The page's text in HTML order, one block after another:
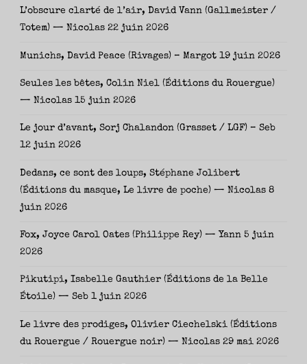
L’obscure clarté de l’air, David Vann (Gallmeister /
Totem) — Nicolas 22 juin 2026
Munichs, David Peace (Rivages) – Margot 19 juin 2026
Seules les bêtes, Colin Niel (Éditions du Rouergue)
— Nicolas 15 juin 2026
Le jour d’avant, Sorj Chalandon (Grasset / LGF) – Seb
12 juin 2026
Dedans, ce sont des loups, Stéphane Jolibert
(Éditions du masque, Le livre de poche) — Nicolas 8
juin 2026
Fox, Joyce Carol Oates (Philippe Rey) — Yann 5 juin
2026
Pikutipi, Isabelle Gauthier (Éditions de la Belle
Étoile) — Seb 1 juin 2026
Le livre des prodiges, Olivier Ciechelski (Éditions
du Rouergue / Rouergue noir) — Nicolas 29 mai 2026